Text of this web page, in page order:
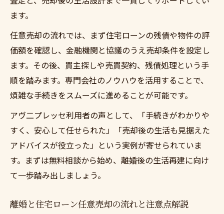
ます。
任意売却の流れでは、まず住宅ローンの残債や物件の評
価額を確認し、金融機関と協議のうえ売却条件を設定し
ます。その後、買主探しや売買契約、残債処理という手
順を踏みます。専門会社のノウハウを活用することで、
煩雑な手続きをスムーズに進めることが可能です。
アヴ二プレッセ利用者の声として、「手続きがわかりや
すく、安心して任せられた」「売却後の生活も見据えた
アドバイスが役立った」という実例が寄せられていま
す。まずは無料相談から始め、離婚後の生活再建に向け
て一歩踏み出しましょう。
離婚と住宅ローン任意売却の流れと注意点解説